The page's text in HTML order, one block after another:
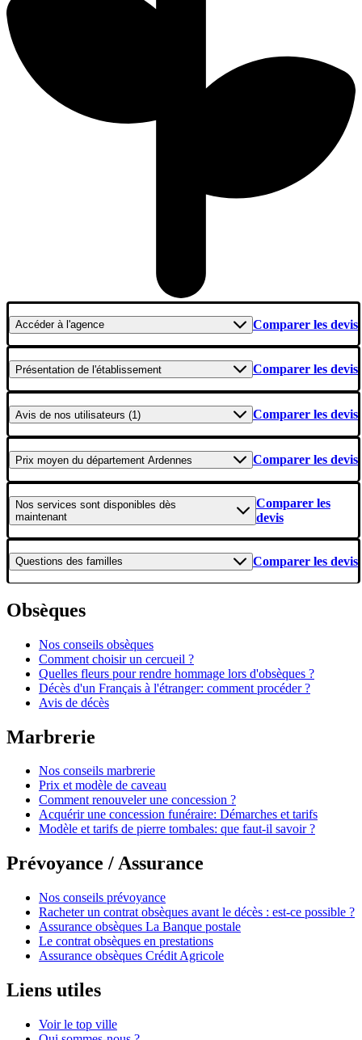
Accéderà l'agence Comparer les devis
Présentation de l'établissement Comparer les devis
Avis de nos utilisateurs (1) Comparer les devis
Prix moyen du département Ardennes Comparer les devis
Nos services sont disponibles dès
maintenant
Comparer les
devis
Questions des familles Comparer les devis
Obsèques
Nos conseils obsèques
Comment choisir un cercueil ?
Quelles fleurs pour rendre hommage lors d'obsèques ?
Décès d'un Français à l'étranger: comment procéder ?
Avis de décès
Marbrerie
Nos conseils marbrerie
Prix et modèle de caveau
Comment renouveler une concession ?
Acquérir une concession funéraire: Démarches et tarifs
Modèle et tarifs de pierre tombales: que faut-il savoir ?
Prévoyance / Assurance
Nos conseils prévoyance
Racheter un contrat obsèques avant le décès : est-ce possible ?
Assurance obsèques La Banque postale
Le contrat obsèques en prestations
Assurance obsèques Crédit Agricole
Liens utiles
Voir le top ville